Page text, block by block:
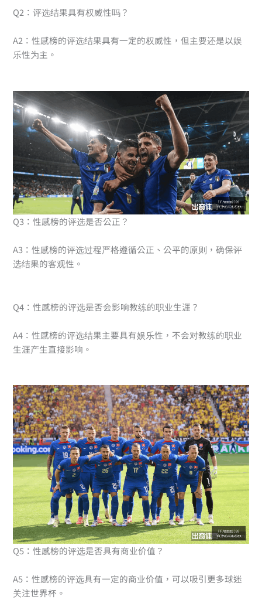
Q2：评选结果具有权威性吗？
A2：性感榜的评选结果具有一定的权威性，但主要还是以娱
乐性为主。
Q3：性感榜的评选是否公正？
A3：性感榜的评选过程严格遵循公正、公平的原则，确保评
选结果的客观性。
Q4：性感榜的评选是否会影响教练的职业生涯？
A4：性感榜的评选结果主要具有娱乐性，不会对教练的职业
生涯产生直接影响。
Q5：性感榜的评选是否具有商业价值？
A5：性感榜的评选具有一定的商业价值，可以吸引更多球迷
关注世界杯。